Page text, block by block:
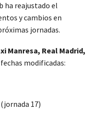
ha reajustado el
y cambios en
jornadas.
Manresa, Real Madrid,
modificadas:
17)